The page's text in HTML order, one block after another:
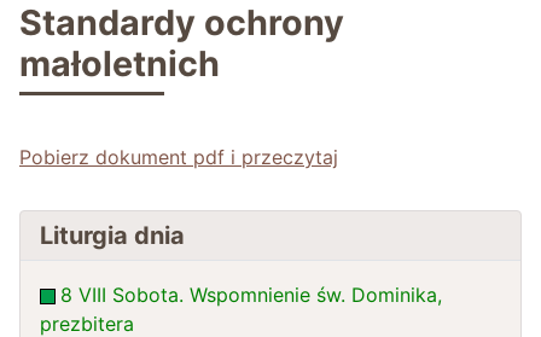
Liturgia dnia
8 VIII Sobota. Wspomnienie św. Dominika,
prezbitera
Standardy ochrony
małoletnich
Pobierz dokument pdf i przeczytaj